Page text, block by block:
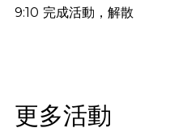
9:10 完成活動，解散
更多活動